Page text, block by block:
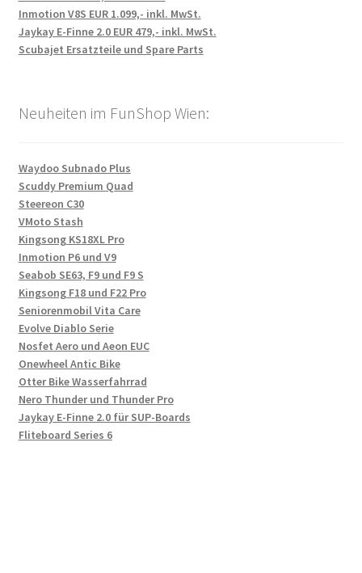
Inmotion V8S EUR 1.099,- inkl. MwSt.
Jaykay E-Finne 2.0 EUR 479,- inkl. MwSt.
Scubajet Ersatzteile und Spare Parts
Neuheiten im FunShop Wien:
Waydoo Subnado Plus
Scuddy Premium Quad
Steereon C30
VMoto Stash
Kingsong KS18XL Pro
Inmotion P6 und V9
Seabob SE63, F9 und F9 S
Kingsong F18 und F22 Pro
Seniorenmobil Vita Care
Evolve Diablo Serie
Nosfet Aero und Aeon EUC
Onewheel Antic Bike
Otter Bike Wasserfahrrad
Nero Thunder und Thunder Pro
Jaykay E-Finne 2.0 für SUP-Boards
Fliteboard Series 6